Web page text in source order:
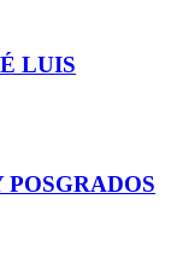
LUIS